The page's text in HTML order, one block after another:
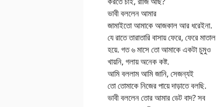
ভাবী বললেন আমার
জামাইতো আমাকে আজকাল আর ধরেইনা.
যে রাতে তারাতারি বাসায় ফেরে, ফেরে মাতাল
হয়ে. গত ৬ মাসে তো আমাকে একটা চুমুও
খায়নি, গলায় অনেক কষ্ট.
আমি বললাম আমি জানি, সেজন্যই
তো তোমাকে নিজের পায়ে দাড়াতে বলছি.
ভাবী বললেন তোর আমার ডেট বাদ? সব